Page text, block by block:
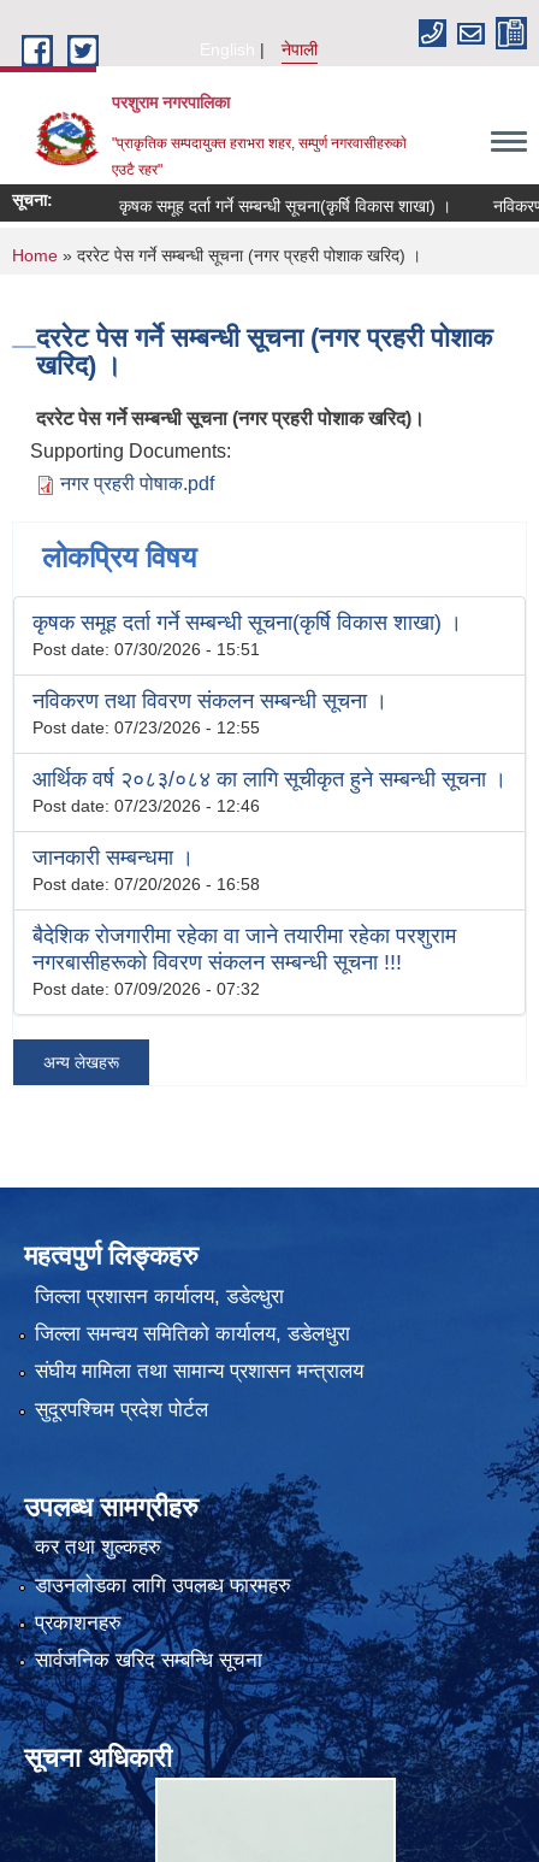
English
नेपाली
परशुराम नगरपालिका
"प्राकृतिक सम्पदायुक्त हराभरा शहर, सम्पुर्ण नगरवासीहरुकाे
एउटै रहर"
सूचना: कृषक समूह दर्ता गर्ने सम्बन्धी सूचना(कृर्षि विकास शाखा) । नविकरण
You are here
Home » दररेट पेस गर्ने सम्बन्धी सूचना (नगर प्रहरी पोशाक खरिद) ।
दररेट पेस गर्ने सम्बन्धी सूचना (नगर प्रहरी पोशाक
खरिद) ।
दररेट पेस गर्ने सम्बन्धी सूचना (नगर प्रहरी पोशाक खरिद)।
Supporting Documents:
नगर प्रहरी पोषाक.pdf
लोकप्रिय विषय
कृषक समूह दर्ता गर्ने सम्बन्धी सूचना(कृर्षि विकास शाखा) ।
Post date: 07/30/2026 - 15:51
नविकरण तथा विवरण संकलन सम्बन्धी सूचना ।
Post date: 07/23/2026 - 12:55
आर्थिक वर्ष २०८३/०८४ का लागि सूचीकृत हुने सम्बन्धी सूचना ।
Post date: 07/23/2026 - 12:46
जानकारी सम्बन्धमा ।
Post date: 07/20/2026 - 16:58
बैदेशिक रोजगारीमा रहेका वा जाने तयारीमा रहेका परशुराम
नगरबासीहरूको विवरण संकलन सम्बन्धी सूचना !!!
Post date: 07/09/2026 - 07:32
अन्य लेखहरू
महत्वपुर्ण लिङ्कहरु
जिल्ला प्रशासन कार्यालय, डडेल्धुरा
जिल्ला समन्वय समितिको कार्यालय, डडेलधुरा
संघीय मामिला तथा सामान्य प्रशासन मन्त्रालय
सुदूरपश्चिम प्रदेश पोर्टल
उपलब्ध सामग्रीहरु
कर तथा शुल्कहरु
डाउनलोडका लागि उपलब्ध फारमहरु
प्रकाशनहरु
सार्वजनिक खरिद सम्बन्धि सूचना
सूचना अधिकारी